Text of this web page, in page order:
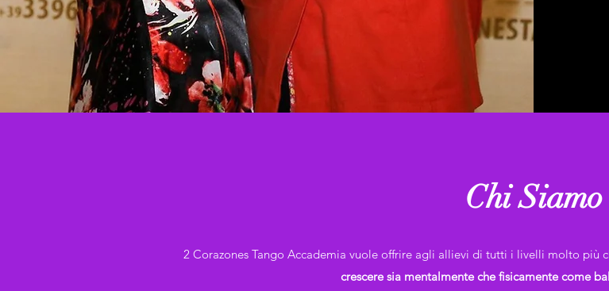
Chi Siamo
2 Corazones Tango Accademia vuole offrire agli allievi di tutti i livelli molto più
crescere sia mentalmente che fisicamente come